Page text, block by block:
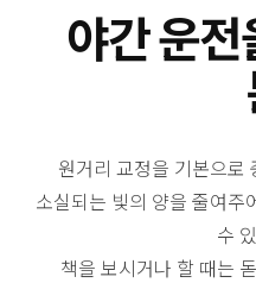
야간 운
원거리 교정을 기본으로
소실되는 빛의 양을 줄여주
수
책을 보시거나 할 때는